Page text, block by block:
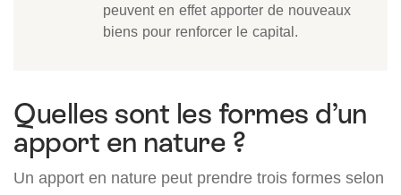
peuvent en effet apporter de nouveaux
biens pour renforcer le capital.
Quelles sont les formes d’un
apport en nature ?
Un apport en nature peut prendre trois formes selon